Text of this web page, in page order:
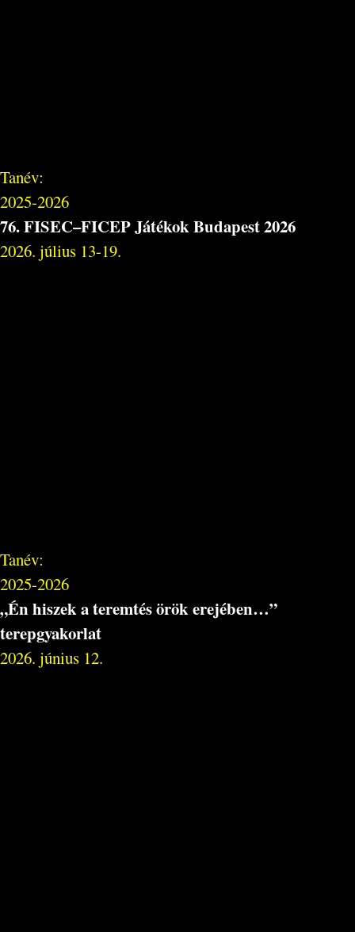
Tanév:
2025-2026
76. FISEC–FICEP Játékok Budapest 2026
2026. július 13-19.
Tanév:
2025-2026
„Én hiszek a teremtés örök erejében…”
terepgyakorlat
2026. június 12.